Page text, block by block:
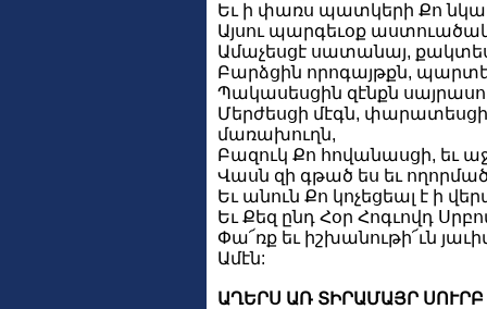
Եւ ի փառս պատկերի Քո
Այսու պարգեւօք
Ամաչեսցէ սատանայ,
Բարձցին որոգայթքն,
Պակասեսցին զէնքն
Մերժեսցի մէգն,
մառախուղն,
Բազուկ Քո հովանասցի, եւ
Վասն զի գթած ես եւ
Եւ անուն Քո կոչեցեալ է ի
Եւ Քեզ ընդ Հօր Հոգւովդ
Փա՜ռք եւ իշխանութի՜ւն
Ամէն:
ԱՂԵՐՍ ԱՌ ՏԻՐԱՄԱՅՐ